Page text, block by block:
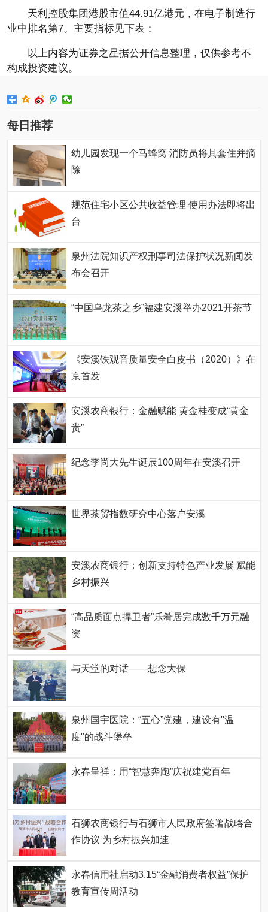
天利控股集团港股市值44.91亿港元，在电子制造行
业中排名第7。主要指标见下表：
以上内容为证券之星据公开信息整理，仅供参考不
构成投资建议。
每日推荐
幼儿园发现一个马蜂窝 消防员将其套住并摘
除
规范住宅小区公共收益管理 使用办法即将出
台
泉州法院知识产权刑事司法保护状况新闻发
布会召开
“中国乌龙茶之乡”福建安溪举办2021开茶节
《安溪铁观音质量安全白皮书（2020）》在
京首发
安溪农商银行：金融赋能 黄金桂变成“黄金
贵”
纪念李尚大先生诞辰100周年在安溪召开
世界茶贸指数研究中心落户安溪
安溪农商银行：创新支持特色产业发展 赋能
乡村振兴
“高品质面点捍卫者”乐肴居完成数千万元融
资
与天堂的对话——想念大保
泉州国宇医院：“五心”党建，建设有"温
度"的战斗堡垒
永春呈祥：用“智慧奔跑”庆祝建党百年
石狮农商银行与石狮市人民政府签署战略合
作协议 为乡村振兴加速
永春信用社启动3.15“金融消费者权益”保护
教育宣传周活动